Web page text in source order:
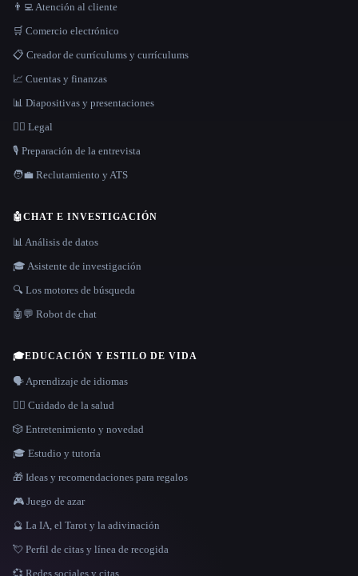
👨‍💻 Atención al cliente
🛒 Comercio electrónico
📋 Creador de currículums y currículums
📈 Cuentas y finanzas
📊 Diapositivas y presentaciones
👩‍⚖️ Legal
🎙️ Preparación de la entrevista
🧑‍💼 Reclutamiento y ATS
🤖CHAT E INVESTIGACIÓN
📊 Análisis de datos
🎓 Asistente de investigación
🔍 Los motores de búsqueda
🤖💬 Robot de chat
🎓EDUCACIÓN Y ESTILO DE VIDA
🗣️ Aprendizaje de idiomas
👩‍⚕️ Cuidado de la salud
🎲 Entretenimiento y novedad
🎓 Estudio y tutoría
🎁 Ideas y recomendaciones para regalos
🎮 Juego de azar
🔮 La IA, el Tarot y la adivinación
💘 Perfil de citas y línea de recogida
💞 Redes sociales y citas